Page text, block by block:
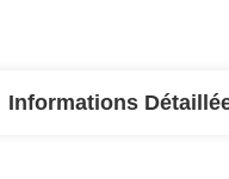
Informations